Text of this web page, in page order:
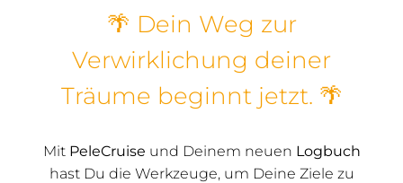
🌴 Dein Weg zur
Verwirklichung deiner
Träume beginnt jetzt. 🌴
Mit PeleCruise und Deinem neuen Logbuch
hast Du die Werkzeuge, um Deine Ziele zu